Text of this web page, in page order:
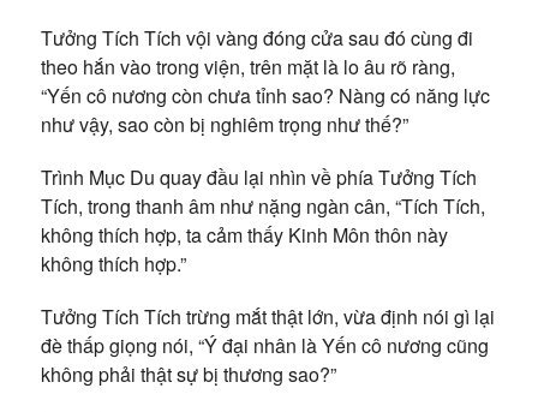
Tưởng Tích Tích vội vàng đóng cửa sau đó cùng đi
theo hắn vào trong viện, trên mặt là lo âu rõ ràng,
“Yến cô nương còn chưa tỉnh sao? Nàng có năng lực
như vậy, sao còn bị nghiêm trọng như thế?”
Trình Mục Du quay đầu lại nhìn về phía Tưởng Tích
Tích, trong thanh âm như nặng ngàn cân, “Tích Tích,
không thích hợp, ta cảm thấy Kinh Môn thôn này
không thích hợp.”
Tưởng Tích Tích trừng mắt thật lớn, vừa định nói gì lại
đè thấp giọng nói, “Ý đại nhân là Yến cô nương cũng
không phải thật sự bị thương sao?”